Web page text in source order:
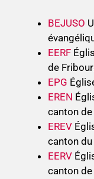
BEJUSO
EERF
de
EPG
EREN
canton de
EREV
canton du
EERV
canton de